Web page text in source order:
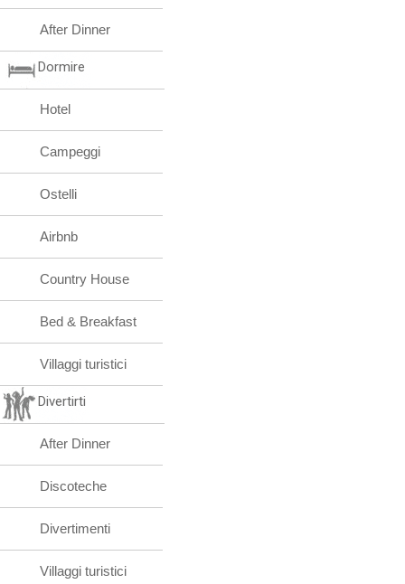
After Dinner
Dormire
Hotel
Campeggi
Ostelli
Airbnb
Country House
Bed & Breakfast
Villaggi turistici
Divertirti
After Dinner
Discoteche
Divertimenti
Villaggi turistici